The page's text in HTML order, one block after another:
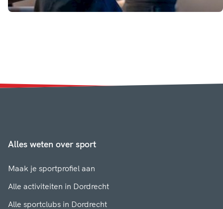
Alles weten over sport
Maak je sportprofiel aan
Alle activiteiten in Dordrecht
Alle sportclubs in Dordrecht